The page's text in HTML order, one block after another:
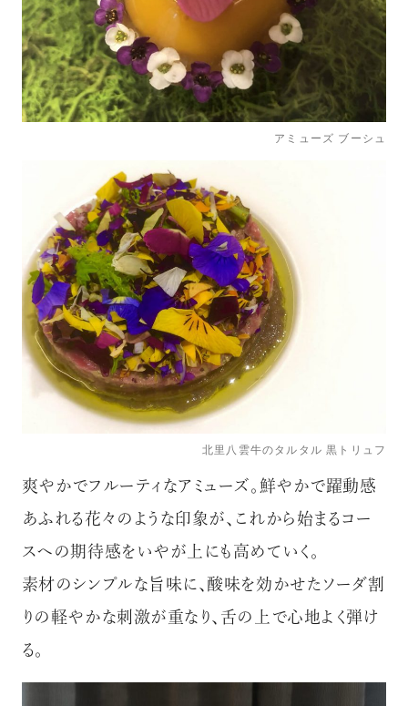
アミューズ ブーシュ
北里八雲牛のタルタル 黒トリュフ
爽やかでフルーティなアミューズ。鮮やかで躍動感
あふれる花々のような印象が、これから始まるコー
スへの期待感をいやが上にも高めていく。
素材のシンプルな旨味に、酸味を効かせたソーダ割
りの軽やかな刺激が重なり、舌の上で心地よく弾け
る。